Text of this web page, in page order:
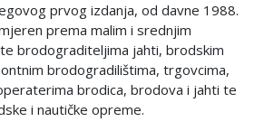
prvog izdanja, od davne 1988.
prema malim i srednjim
brodograditeljima jahti, brodskim
brodogradilištima, trgovcima,
brodica, brodova i jahti te
i nautičke opreme.